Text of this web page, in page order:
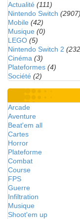
Actualité (111)
Nintendo Switch (2907)
Mobile (42)
Musique (0)
LEGO (5)
Nintendo Switch 2
Cinéma (3)
Plateformes (4)
Société (2)
Arcade
Aventure
Beat'em all
Cartes
Horror
Plateforme
Combat
Course
FPS
Guerre
Infiltration
Musique
Shoot'em up